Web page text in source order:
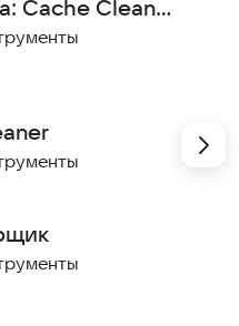
Cache Cleaner